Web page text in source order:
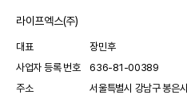
라이프엑스(주)
대표
장민후
사업자 등록 번호
636-81-00389
주소
서울특별시 강남구 봉은